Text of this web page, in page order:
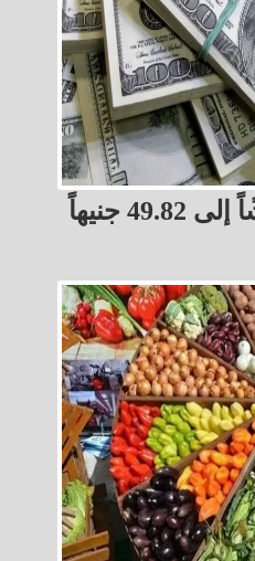
الدولار ينخفض 68 قرشًاً إلى 49.82 جنيهاً